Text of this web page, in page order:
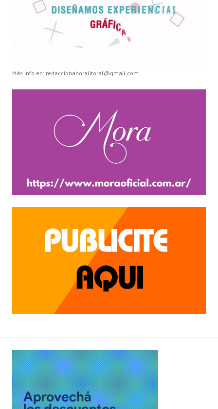
Más Info en: redaccionahoralitoral@gmail.com